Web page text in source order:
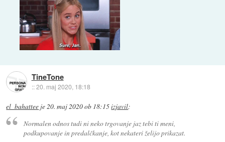
TineTone
::20. maj 2020, 18:18
el_bahattee je20. maj 2020 ob 18:15izjavil:
Normalen odnos tudi ni neko trgovanje jaz tebi ti meni,
podkupovanje in predalčkanje, kot nekateri želijo prikazat.